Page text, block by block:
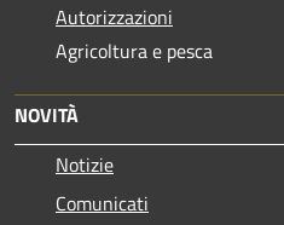
Autorizzazioni
Agricoltura e pesca
NOVITÀ
Notizie
Comunicati